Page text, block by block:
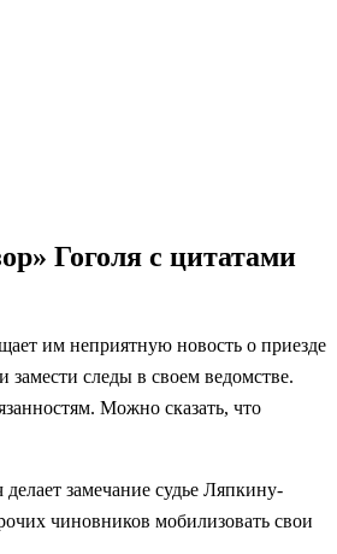
Гоголя с цитатами
им неприятную новость о приезде
следы в своем ведомстве.
Можно сказать, что
замечание судье Ляпкину-
чиновников мобилизовать свои